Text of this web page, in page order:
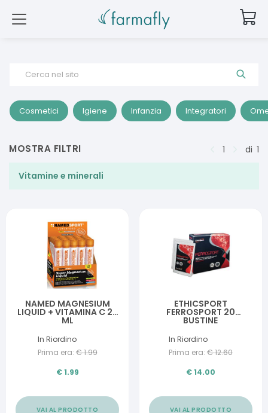
Cerca nel sito
Cosmetici Igiene Infanzia Integratori
MOSTRA FILTRI 1 di 1
Vitamine e minerali
NAMED MAGNESIUM
LIQUID + VITAMINA C 25
ML
In Riordino
Prima era: €1.99
€1.99
VAI AL PRODOTTO
ETHICSPORT
FERROSPORT 20
BUSTINE
In Riordino
Prima era: €12.60
€14.00
VAI AL PRODOTTO